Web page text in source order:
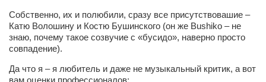
Интервью
Афиша
Афиша Сумы
Собственно, их и полюбили, сразу все присутствовашие –
Катю Волошину и Костю Бушинского (он же Bushiko – не
знаю, почему такое созвучие с «бусидо», наверно просто
совпадение).
Да что я – я любитель и даже не музыкальный критик, а вот
вам оценки профессионалов: